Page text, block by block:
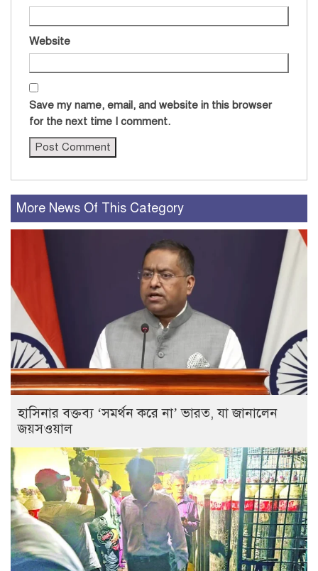
Website
Save my name, email, and website in this browser
for the next time I comment.
More News Of This Category
হাসিনার বক্তব্য ‘সমর্থন করে না’ ভারত, যা জানালেন
জয়সওয়াল